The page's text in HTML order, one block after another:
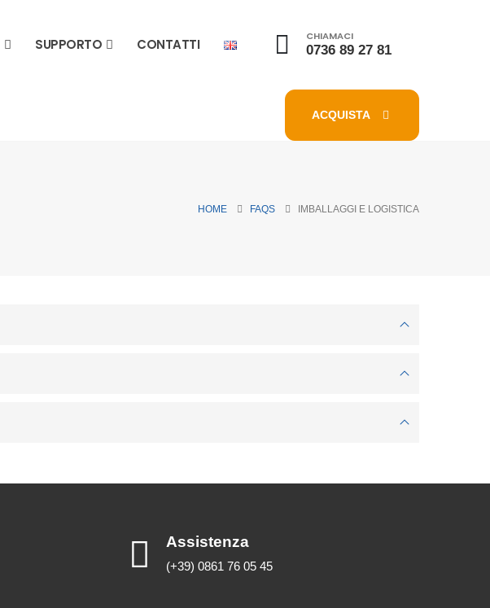
SUPPORTO CONTATTI CHIAMACI
0736 89 27 81
ACQUISTA
HOME FAQS IMBALLAGGI E LOGISTICA
Assistenza
(+39) 0861 76 05 45